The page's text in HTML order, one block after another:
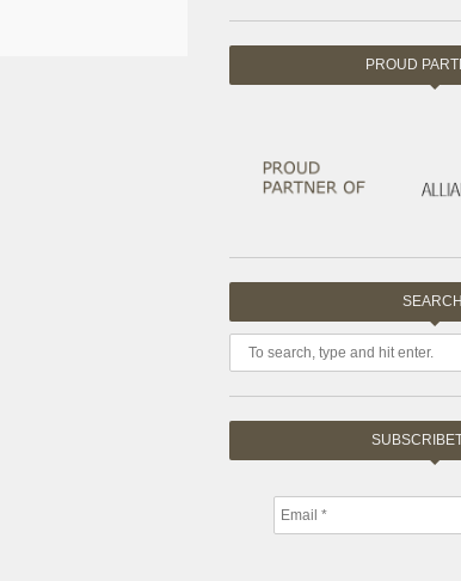
PROUD
SEARCH